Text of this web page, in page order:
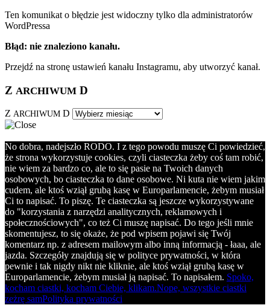
Ten komunikat o błędzie jest widoczny tylko dla administratorów
WordPressa
Błąd: nie znaleziono kanału.
Przejdź na stronę ustawień kanału Instagramu, aby utworzyć kanał.
Z ARCHIWUM D
Z ARCHIWUM D
No dobra, nadejszło RODO. I z tego powodu muszę Ci powiedzieć,
że strona wykorzystuje cookies, czyli ciasteczka żeby coś tam robić,
nie wiem za bardzo co, ale to się pasie na Twoich danych
osobowych, bo ciasteczka to dane osobowe. Ni kuta nie wiem jakim
cudem, ale ktoś wziął grubą kasę w Europarlamencie, żebym musiał
Ci to napisać. To piszę. Te ciasteczka są jeszcze wykorzystywane
do "korzystania z narzędzi analitycznych, reklamowych i
społecznościowych", co też Ci muszę napisać. Do tego jeśli mnie
skomentujesz, to się okaże, że pod wpisem pojawi się Twój
komentarz np. z adresem mailowym albo inną informacją - łaaa, ale
jazda. Szczegóły znajdują się w polityce prywatności, w która
pewnie i tak nigdy nikt nie kliknie, ale ktoś wziął grubą kasę w
Europarlamencie, żebym musiał ją napisać. To napisałem. Spoko,
kocham ciastki, kocham Ciebie, klikam.Nope, wszystkie ciastki
zeżrę samPolityka prywatności